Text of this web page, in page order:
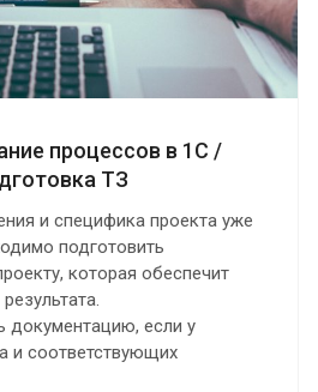
процессов в 1С /
ТЗ
и специфика проекта уже
подготовить
которая обеспечит
документацию, если у
и соответствующих